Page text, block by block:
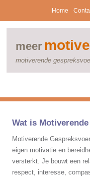
Home
meer
motiverende
Wat is
Motiverende
eigen motivatie en
versterkt. Je bouwt een
respect, interesse,